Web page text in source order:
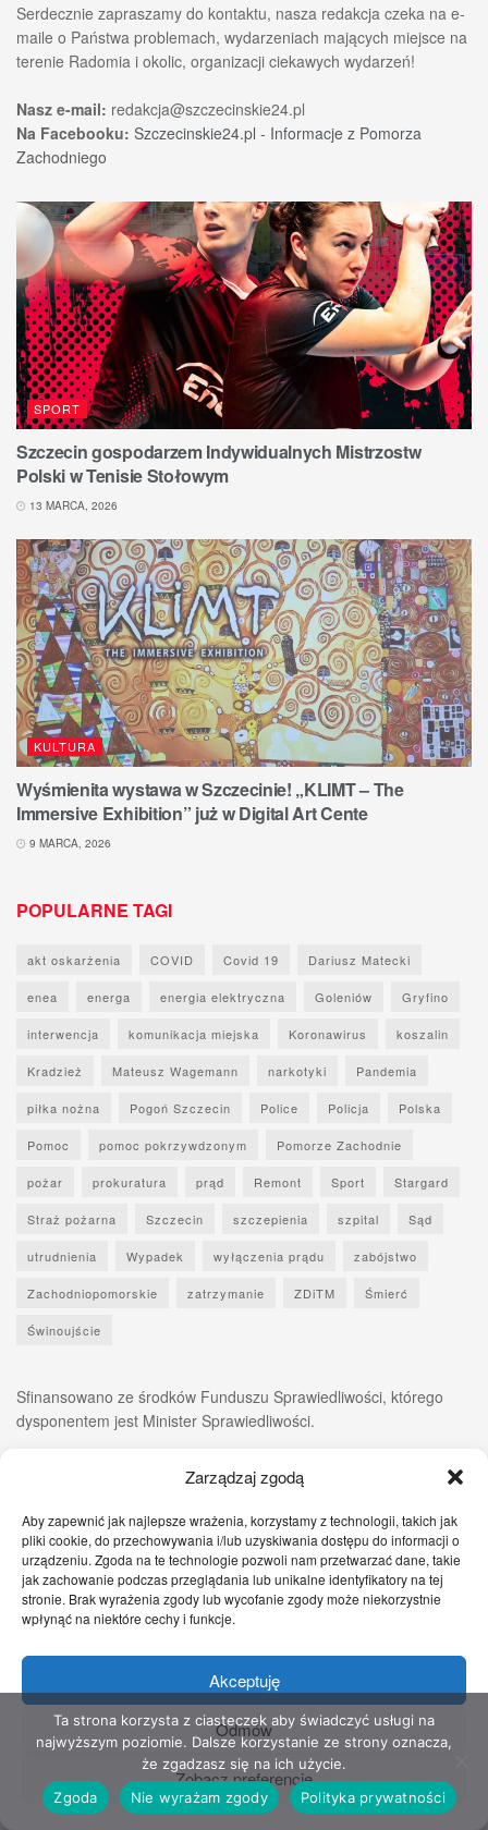
Zarządzaj zgodą
Aby zapewnić jak najlepsze wrażenia, korzystamy z technologii, takich jak
pliki cookie, do przechowywania i/lub uzyskiwania dostępu do informacji o
urządzeniu. Zgoda na te technologie pozwoli nam przetwarzać dane, takie
jak zachowanie podczas przeglądania lub unikalne identyfikatory na tej
stronie. Brak wyrażenia zgody lub wycofanie zgody może niekorzystnie
wpłynąć na niektóre cechy i funkcje.
Akceptuję
Odmów
Zobacz preferencje
Serdecznie zapraszamy do kontaktu, nasza redakcja czeka na e-
maile o Państwa problemach, wydarzeniach mających miejsce na
terenie Radomia i okolic, organizacji ciekawych wydarzeń!
Nasz e-mail: redakcja@szczecinskie24.pl
Na Facebooku: Szczecinskie24.pl - Informacje z Pomorza
Zachodniego
SPORT
Szczecin gospodarzem Indywidualnych Mistrzostw
Polski w Tenisie Stołowym
13 MARCA, 2026
KULTURA
Wyśmienita wystawa w Szczecinie! „KLIMT – The
Immersive Exhibition” już w Digital Art Cente
9 MARCA, 2026
POPULARNE TAGI
akt oskarżenia COVID Covid 19 Dariusz Matecki
enea energa energia elektryczna Goleniów Gryfino
interwencja komunikacja miejska Koronawirus koszalin
Kradzież Mateusz Wagemann narkotyki Pandemia
piłka nożna Pogoń Szczecin Police Policja Polska
Pomoc pomoc pokrzywdzonym Pomorze Zachodnie
pożar prokuratura prąd Remont Sport Stargard
Straż pożarna Szczecin szczepienia szpital Sąd
utrudnienia Wypadek wyłączenia prądu zabójstwo
Zachodniopomorskie zatrzymanie ZDiTM Śmierć
Świnoujście
Sfinansowano ze środków Funduszu Sprawiedliwości, którego
dysponentem jest Minister Sprawiedliwości.
Zgłoś nam! Szczecińskie Wiadomości Sport
Zdrowie
Prawo
Pomoc Prawna Kontakt
Copyright © 2022 Stowarzyszenie Przyjaciół Zdrowia - Wszelkie prawa
zastrzeżone
Ta strona korzysta z ciasteczek aby świadczyć usługi na
najwyższym poziomie. Dalsze korzystanie ze strony oznacza,
że zgadzasz się na ich użycie.
Zgoda
Nie wyrażam zgody Polityka prywatności